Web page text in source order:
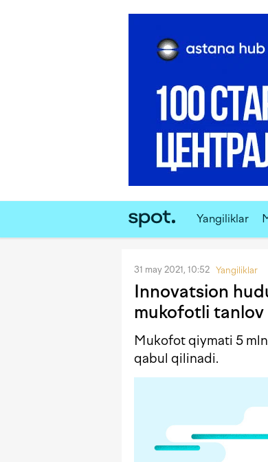
Yangiliklar
31 may 2021, 10:52 Yangiliklar
Innovatsion
mukofotli tanlov
Mukofot qiymati 5 mln
qabul qilinadi.